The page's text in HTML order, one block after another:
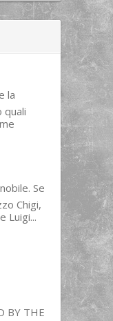
la
quali
Se
Chigi,
Luigi...
BY THE